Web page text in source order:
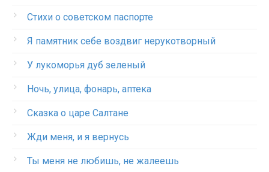
Стихи о советском паспорте
Я памятник себе воздвиг нерукотворный
У лукоморья дуб зеленый
Ночь, улица, фонарь, аптека
Сказка о царе Салтане
Жди меня, и я вернусь
Ты меня не любишь, не жалеешь